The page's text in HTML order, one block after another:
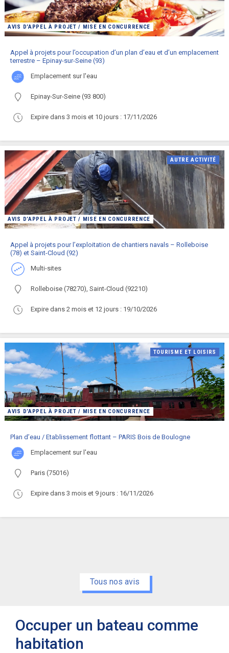
AVIS D’APPEL À PROJET / MISE EN CONCURRENCE
Appel à projets pour l’occupation d’un plan d’eau et d’un emplacement
terrestre – Epinay-sur-Seine (93)
emplacement sur l'eau
Epinay-Sur-Seine (93 800)
Expire dans 3 mois et 10 jours : 17/11/2026
AUTRE ACTIVITÉ
AVIS D’APPEL À PROJET / MISE EN CONCURRENCE
Appel à projets pour l’exploitation de chantiers navals – Rolleboise
(78) et Saint-Cloud (92)
multi-sites
Rolleboise (78270), Saint-Cloud (92210)
Expire dans 2 mois et 12 jours : 19/10/2026
TOURISME ET LOISIRS
AVIS D’APPEL À PROJET / MISE EN CONCURRENCE
Plan d’eau / Etablissement flottant – PARIS Bois de Boulogne
emplacement sur l'eau
Paris (75016)
Expire dans 3 mois et 9 jours : 16/11/2026
Tous nos avis
Occuper un bateau comme
habitation